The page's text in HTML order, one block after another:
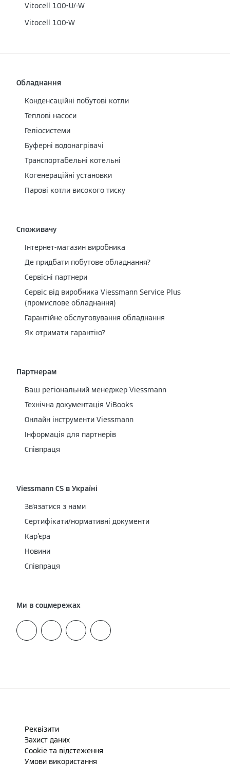
Vitocell 100-U/-W
Vitocell 100-W
Обладнання
Конденсаційні побутові котли
Теплові насоси
Геліосистеми
Буферні водонагрівачі
Транспортабельні котельні
Когенераційні установки
Парові котли високого тиску
Споживачу
Інтернет-магазин виробника
Де придбати побутове обладнання?
Сервісні партнери
Cервіс від виробника Viessmann Service Plus
(промислове обладнання)
Гарантійне обслуговування обладнання
Як отримати гарантію?
Партнерам
Ваш регіональний менеджер Viessmann
Технічна документація ViBooks
Онлайн інструменти Viessmann
Інформація для партнерів
Співпраця
Viessmann CS в Україні
Зв'язатися з нами
Сертифікати/нормативні документи
Кар’єра
Новини
Співпраця
Ми в соцмережах
Реквізити
Захист даних
Cookie та відстеження
Умови використання